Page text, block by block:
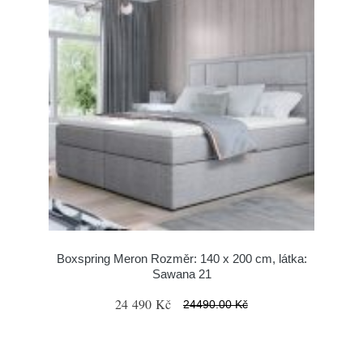
Boxspring Meron Rozměr: 140 x 200 cm, látka:
Sawana 21
24 490 Kč 24490.00 Kč